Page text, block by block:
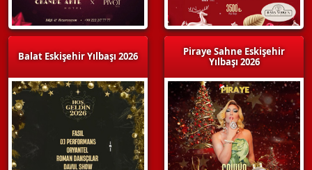
Balat Eskişehir Yılbaşı 2026
Piraye Sahne Eskişehir
Yılbaşı 2026